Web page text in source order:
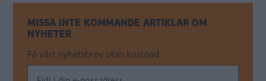
MISSA INTE KOMMANDE ARTIKLAR OM
NYHETER
Få vårt nyhetsbrev utan kostnad